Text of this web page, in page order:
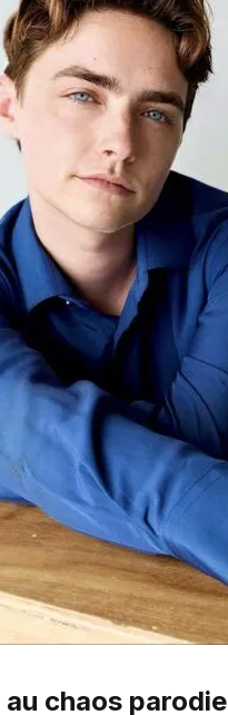
chaos